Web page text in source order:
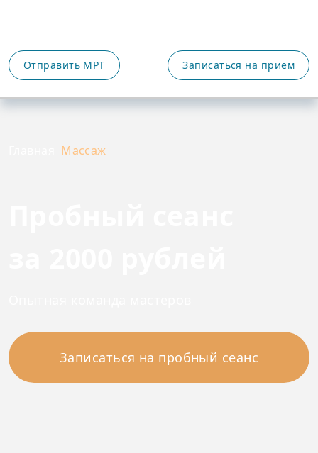
Отправить МРТ Записаться на прием
Массаж
Записаться на пробный сеанс